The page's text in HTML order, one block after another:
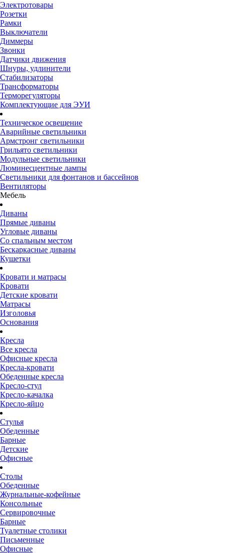
Электротовары
Розетки
Рамки
Выключатели
Диммеры
Звонки
Датчики движения
Шнуры, удлинители
Стабилизаторы
Трансформаторы
Терморегуляторы
Комплектующие для ЭУИ
Техническое освещение
Аварийные светильники
Армстронг светильники
Грильято светильники
Модульные светильники
Люминесцентные лампы
Светильники для фонтанов и бассейнов
Вентиляторы
Мебель
Диваны
Прямые диваны
Угловые диваны
Со спальным местом
Бескаркасные диваны
Кушетки
Кровати и матрасы
Кровати
Детские кровати
Матрасы
Изголовья
Основания
Кресла
Все кресла
Офисные кресла
Кресла-кровати
Обеденные кресла
Кресло-стул
Кресло-качалка
Кресло-яйцо
Стулья
Обеденные
Барные
Детские
Офисные
Столы
Обеденные
Журнальные-кофейные
Консольные
Сервировочные
Барные
Туалетные столики
Письменные
Офисные